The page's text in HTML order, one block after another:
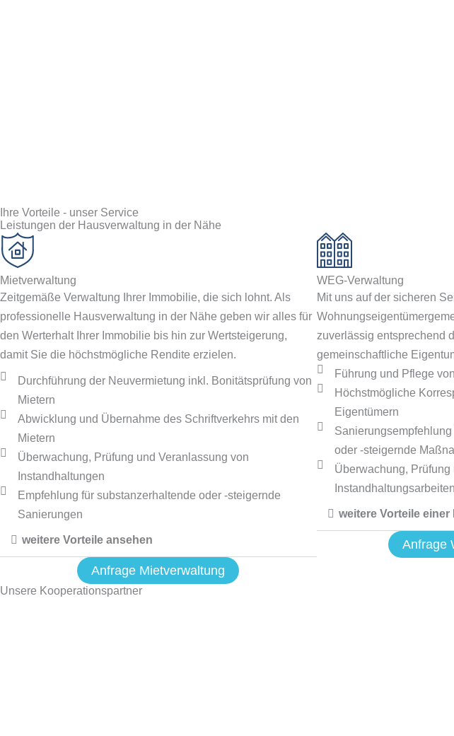
Ihre Vorteile - unser Service
Leistungen der Hausverwaltung in der Nähe
Mietverwaltung
Zeitgemäße Verwaltung Ihrer Immobilie, die sich lohnt. Als
professionelle Hausverwaltung in der Nähe geben wir alles für
den Werterhalt Ihrer Immobilie bis hin zur Wertsteigerung,
damit Sie die höchstmögliche Rendite erzielen.
Durchführung der Neuvermietung inkl. Bonitätsprüfung von
Mietern
Abwicklung und Übernahme des Schriftverkehrs mit den
Mietern
Überwachung, Prüfung und Veranlassung von
Instandhaltungen
Empfehlung für substanzerhaltende oder -steigernde
Sanierungen
weitere Vorteile ansehen
Anfrage Mietverwaltung
WEG-Verwaltung
Mit uns auf der sicheren
zuverlässig entsprechend
gemeinschaftliche
Führung und Pflege
Höchstmögliche
Eigentümern
oder -steigernde
Überwachung,
Instandhaltungsarbeiten
weitere Vorteile
Anfrage
Unsere Kooperationspartner